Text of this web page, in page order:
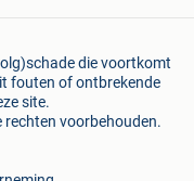
die voortkomt
fouten of ontbrekende
site.
voorbehouden.